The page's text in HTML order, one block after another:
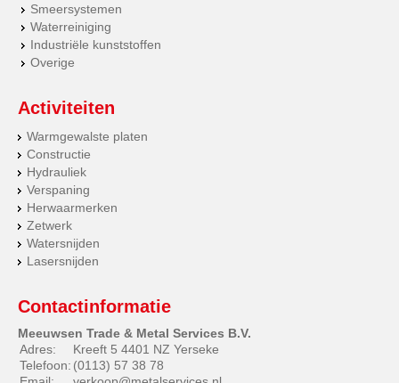
Smeersystemen
Waterreiniging
Industriële kunststoffen
Overige
Activiteiten
Warmgewalste platen
Constructie
Hydrauliek
Verspaning
Herwaarmerken
Zetwerk
Watersnijden
Lasersnijden
Contactinformatie
Meeuwsen Trade & Metal Services B.V.
Adres:
Kreeft 5 4401 NZ Yerseke
Telefoon: (0113) 57 38 78